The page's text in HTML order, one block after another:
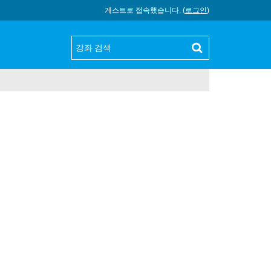
게스트로 접속했습니다. (로그인)